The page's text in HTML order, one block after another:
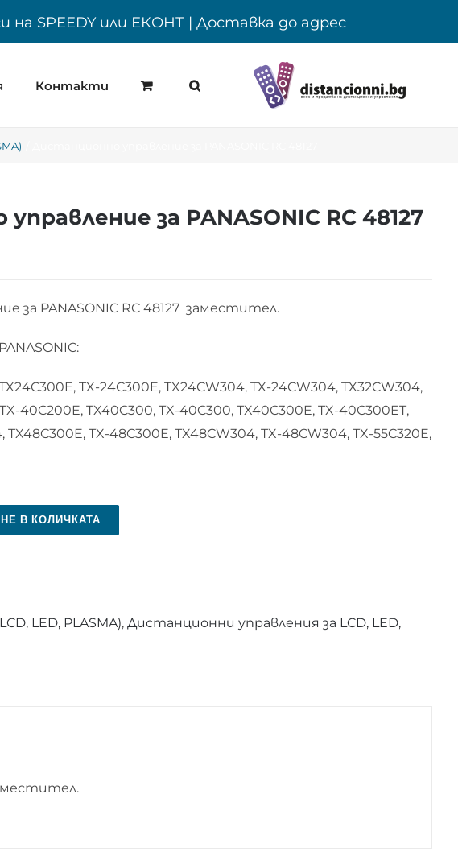
на SPEEDY или ЕКОНТ | Доставка до адрес
Контакти
за PANASONIC RC 48127
за PANASONIC RC 48127 заместител.
TX-24C300E, TX24CW304, TX-24CW304, TX32CW304,
40C200E, TX40C300, TX-40C300, TX40C300E, TX-40C300ET,
TX-48C300E, TX48CW304, TX-48CW304, TX-55C320E,
В КОЛИЧКАТА
LED, PLASMA), Дистанционни управления за LCD, LED,